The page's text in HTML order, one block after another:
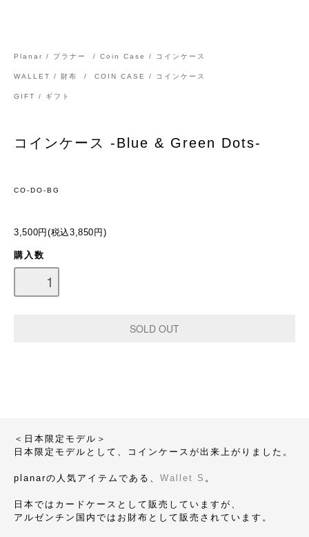
Planar / プラナー / Coin Case / コインケース
WALLET / 財布 / COIN CASE / コインケース
GIFT / ギフト
コインケース -Blue & Green Dots-
CO-DO-BG
3,500円(税込3,850円)
購入数
＜日本限定モデル＞
日本限定モデルとして、コインケースが出来上がりました。
planarの人気アイテムである、 Wallet S 。
日本ではカードケースとして販売していますが、
アルゼンチン国内ではお財布として販売されています。